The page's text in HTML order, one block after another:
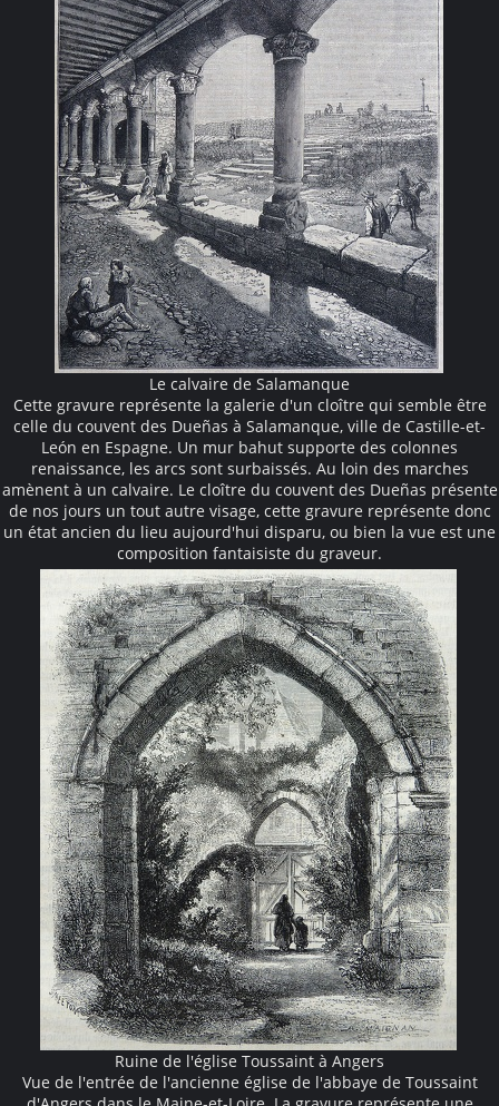
Le calvaire de Salamanque
Cette gravure représente la galerie d'un cloître qui semble être
celle du couvent des Dueñas à Salamanque, ville de Castille-et-
León en Espagne. Un mur bahut supporte des colonnes
renaissance, les arcs sont surbaissés. Au loin des marches
amènent à un calvaire. Le cloître du couvent des Dueñas présente
de nos jours un tout autre visage, cette gravure représente donc
un état ancien du lieu aujourd'hui disparu, ou bien la vue est une
composition fantaisiste du graveur.
Ruine de l'église Toussaint à Angers
Vue de l'entrée de l'ancienne église de l'abbaye de Toussaint